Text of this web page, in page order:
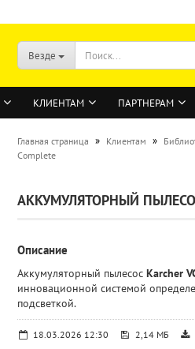
Везде
КЛИЕНТАМ ПАРТНЕРАМ
Главная страница » Клиентам »
Complete
АККУМУЛЯТОРНЫЙ ПЫЛЕСОС
Описание
Аккумуляторный пылесос Karcher
инновационной системой
подсветкой.
18.03.2026 12:30 2,14 МБ